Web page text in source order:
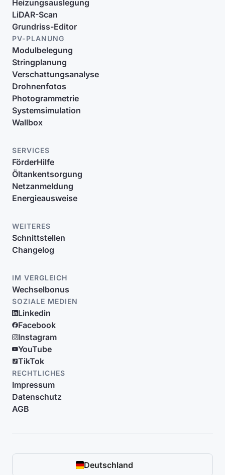
Heizungsauslegung
LiDAR-Scan
Grundriss-Editor
PV-PLANUNG
Modulbelegung
Stringplanung
Verschattungsanalyse
Drohnenfotos
Photogrammetrie
Systemsimulation
Wallbox
SERVICES
FörderHilfe
Öltankentsorgung
Netzanmeldung
Energieausweise
WEITERES
Schnittstellen
Changelog
IM VERGLEICH
Wechselbonus
SOZIALE MEDIEN
Linkedin
Facebook
Instagram
YouTube
TikTok
RECHTLICHES
Impressum
Datenschutz
AGB
Deutschland